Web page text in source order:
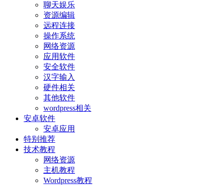
聊天娱乐
资源编辑
远程连接
操作系统
网络资源
应用软件
安全软件
汉字输入
硬件相关
其他软件
wordpress相关
安卓软件
安卓应用
特别推荐
技术教程
网络资源
主机教程
Wordpress教程